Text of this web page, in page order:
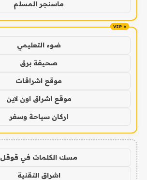
ماسنجر المسلم
ضوء التعليمي
صحيفة برق
موقع اشراقات
موقع اشراق اون لاين
اركان سياحة وسفر
مسك الكلمات في قوقل
اشراق التقنية